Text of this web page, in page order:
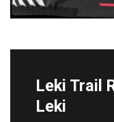
Leki Trail
Leki